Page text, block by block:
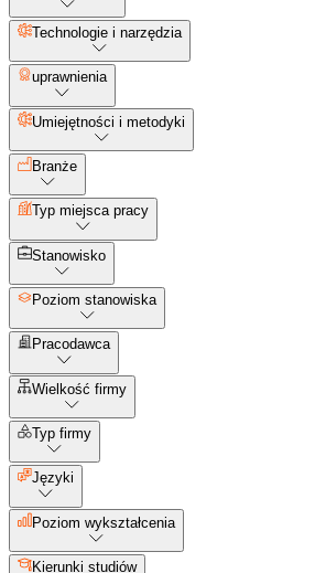
Technologie i narzędzia
uprawnienia
Umiejętności i metodyki
Branże
Typ miejsca pracy
Stanowisko
Poziom stanowiska
Pracodawca
Wielkość firmy
Typ firmy
Języki
Poziom wykształcenia
Kierunki studiów